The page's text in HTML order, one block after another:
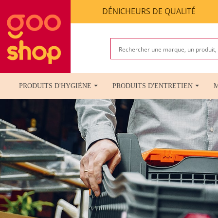
DÉNICHEURS DE QUALITÉ
PRODUITS D'HYGIÈNE PRODUITS D'ENTRETIEN